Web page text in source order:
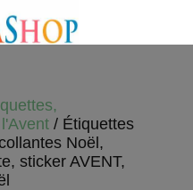
/ Étiquettes
Noël,
sticker AVENT,